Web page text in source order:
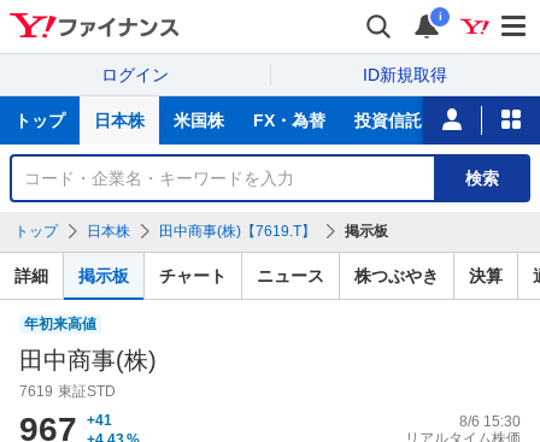
i
ログイン ID新規取得
サ
トップ 日本株 米国株 FX・為替 投資信託 ニュース
銘
検
索
検索
トップ 日本株 田中商事(株)【7619.T】 掲示板
詳細 掲示板 チャート ニュース 株つぶやき 決算
年初来高値
田中商事(株)
7619 東証STD
967
+41
8/6 15:30
リアルタイム株価